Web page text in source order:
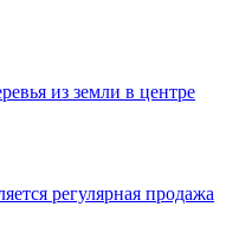
из земли в центре
регулярная продажа